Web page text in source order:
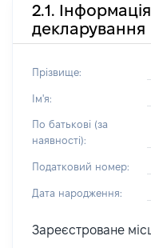
2.1.
декларування
Прізвище:
Ім'я:
По батькові (за
наявності):
Податковий номер:
Дата народження:
Зареєстроване